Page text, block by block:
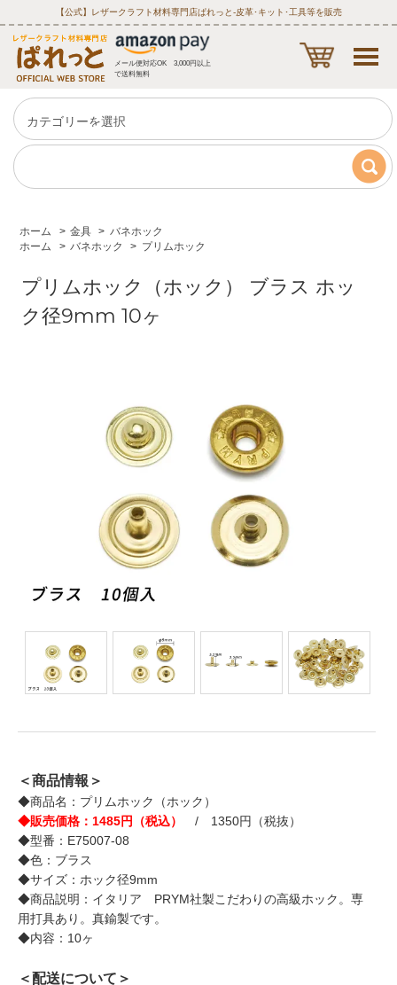
【公式】レザークラフト材料専門店ぱれっと‐皮革･キット･工具等を販売
メール便対応OK 3,000円以上
で送料無料
ホーム > 金具 > バネホック
ホーム
> バネホック > プリムホック
プリムホック（ホック） ブラス ホッ
ク径9mm 10ヶ
＜商品情報＞
◆商品名：プリムホック（ホック）
◆販売価格：1485円（税込）
/ 1350円（税抜）
◆型番：E75007-08
◆色：ブラス
◆サイズ：ホック径9mm
◆商品説明：イタリア PRYM社製こだわりの高級ホック。専
用打具あり。真鍮製です。
◆内容：10ヶ
＜配送について＞